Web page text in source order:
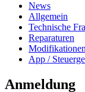
News
Allgemein
Technische
Reparaturen
Modifikationen
App /
Anmeldung